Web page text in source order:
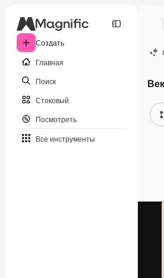
Создать
Главная
Поиск
Стоковый
Посмотреть
Все инструменты